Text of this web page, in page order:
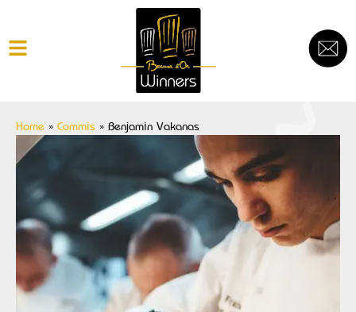
Home » Commis » Benjamin Vakanas